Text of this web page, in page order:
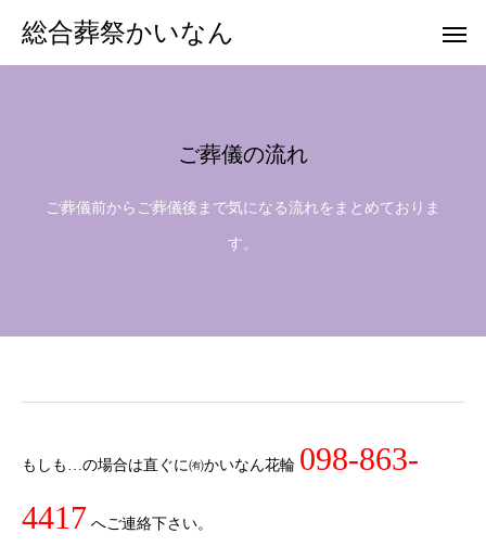
総合葬祭かいなん
/home/
/home/
/home/xs577034/
ご葬儀の流れ
ご葬儀前からご葬儀後まで気になる流れをまとめておりま
す。
もしも…の場合は直ぐに㈲かいなん花輪 098-863-
4417 へご連絡下さい。